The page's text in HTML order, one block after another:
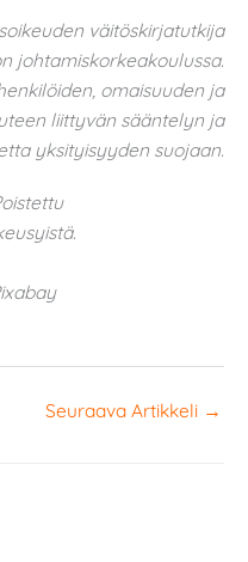
väitöskirjatutkija
johtamiskorkeakoulussa.
omaisuuden ja
liittyvän sääntelyn ja
yksityisyyden suojaan.
Seuraava Artikkeli →